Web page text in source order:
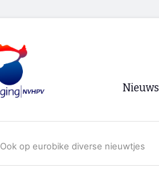
Nieuws
Ook op eurobike diverse nieuwtjes